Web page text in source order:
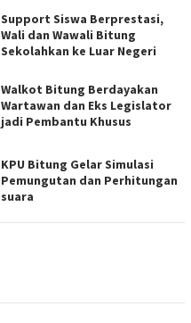
Support Siswa Berprestasi,
Wali dan Wawali Bitung
Sekolahkan ke Luar Negeri
Walkot Bitung Berdayakan
Wartawan dan Eks Legislator
jadi Pembantu Khusus
KPU Bitung Gelar Simulasi
Pemungutan dan Perhitungan
suara